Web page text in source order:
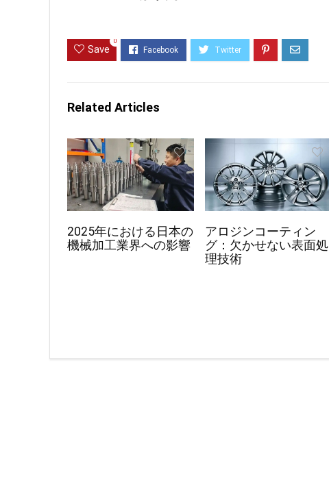
Save
0
Related Articles
2025年における日本の
機械加工業界への影響
アロジンコーティン
グ：欠かせない表面処
理技術